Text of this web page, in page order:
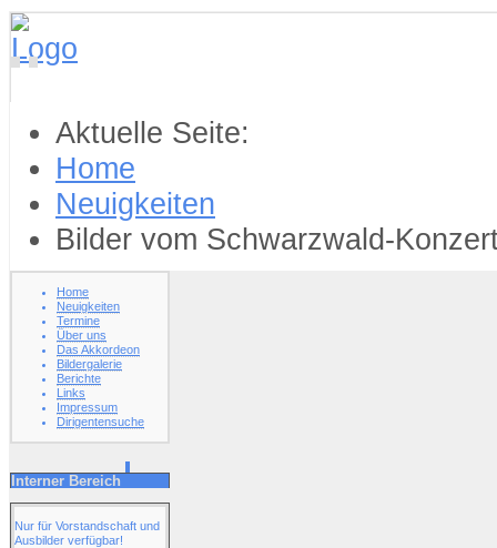
Aktuelle Seite:
Home
Neuigkeiten
Bilder vom Schwarzwald-
Home
Neuigkeiten
Termine
Über uns
Das Akkordeon
Bildergalerie
Berichte
Links
Impressum
Dirigentensuche
Interner Bereich
Nur für Vorstandschaft und
Ausbilder verfügbar!